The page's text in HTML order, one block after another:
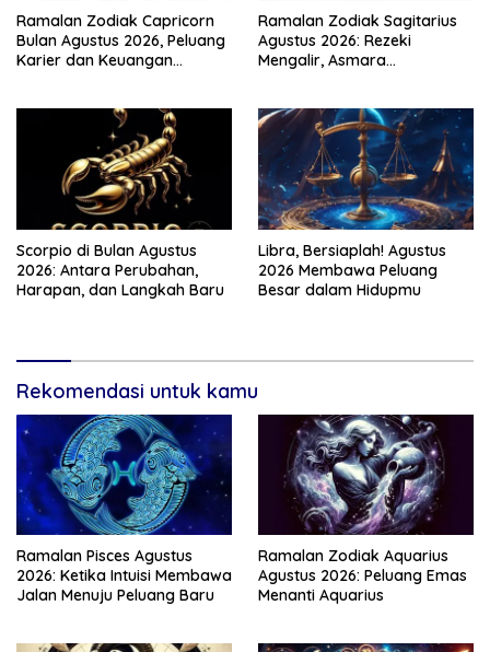
Ramalan Zodiak Capricorn
Bulan Agustus 2026, Peluang
Karier dan Keuangan
Ramalan Zodiak Sagitarius
Agustus 2026: Rezeki
Mengalir, Asmara
Scorpio di Bulan Agustus
2026: Antara Perubahan,
Harapan, dan Langkah Baru
Libra, Bersiaplah! Agustus
2026 Membawa Peluang
Besar dalam Hidupmu
Rekomendasi untuk kamu
Ramalan Pisces Agustus
2026: Ketika Intuisi Membawa
Jalan Menuju Peluang Baru
Ramalan Zodiak Aquarius
Agustus 2026: Peluang Emas
Menanti Aquarius